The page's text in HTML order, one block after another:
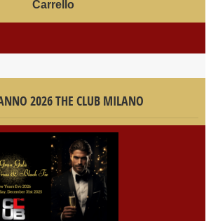
Carrello
2026 THE CLUB MILANO